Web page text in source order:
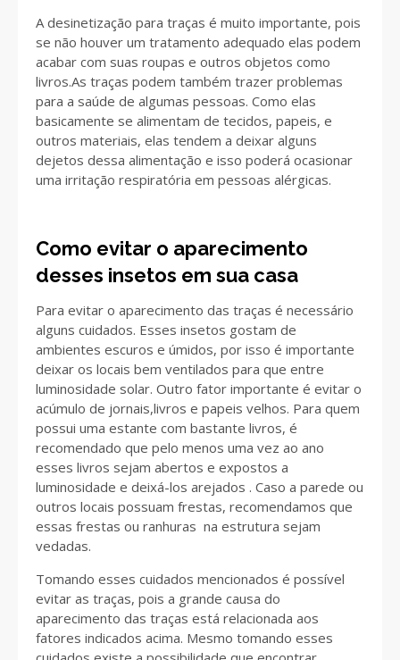
A desinetização para traças é muito importante, pois
se não houver um tratamento adequado elas podem
acabar com suas roupas e outros objetos como
livros.As traças podem também trazer problemas
para a saúde de algumas pessoas. Como elas
basicamente se alimentam de tecidos, papeis, e
outros materiais, elas tendem a deixar alguns
dejetos dessa alimentação e isso poderá ocasionar
uma irritação respiratória em pessoas alérgicas.
Como evitar o aparecimento
desses insetos em sua casa
Para evitar o aparecimento das traças é necessário
alguns cuidados. Esses insetos gostam de
ambientes escuros e úmidos, por isso é importante
deixar os locais bem ventilados para que entre
luminosidade solar. Outro fator importante é evitar o
acúmulo de jornais,livros e papeis velhos. Para quem
possui uma estante com bastante livros, é
recomendado que pelo menos uma vez ao ano
esses livros sejam abertos e expostos a
luminosidade e deixá-los arejados . Caso a parede ou
outros locais possuam frestas, recomendamos que
essas frestas ou ranhuras na estrutura sejam
vedadas.
Tomando esses cuidados mencionados é possível
evitar as traças, pois a grande causa do
aparecimento das traças está relacionada aos
fatores indicados acima. Mesmo tomando esses